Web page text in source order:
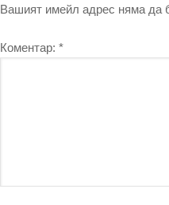
Вашият имейл адрес няма да
Коментар: *